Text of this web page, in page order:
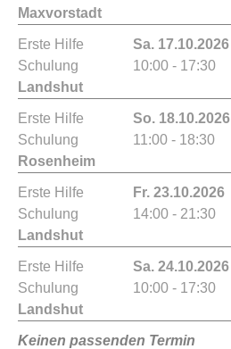
Maxvorstadt
Erste Hilfe
Schulung
Landshut
Sa. 17.10.2026
10:00 - 17:30
Erste Hilfe
Schulung
Rosenheim
So. 18.10.2026
11:00 - 18:30
Erste Hilfe
Schulung
Landshut
Fr. 23.10.2026
14:00 - 21:30
Erste Hilfe
Schulung
Landshut
Sa. 24.10.2026
10:00 - 17:30
Keinen passenden Termin